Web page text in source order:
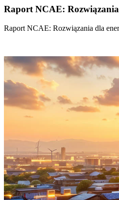
Raport NCAE: Rozwiązania
Raport NCAE: Rozwiązania dla